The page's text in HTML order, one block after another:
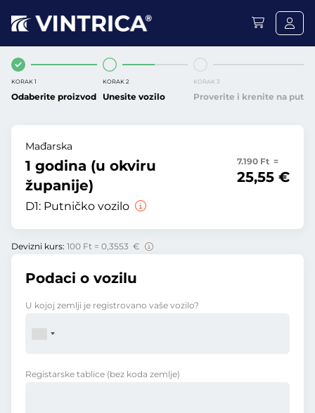
KORAK 1
Odaberite proizvod
KORAK 2
Unesite vozilo
KORAK 3
Proverite i krenite na put
Mađarska
1 godina (u okviru
županije)
D1: Putničko vozilo
7.190 Ft =
25,55 €
Devizni kurs: 100 Ft = 0,3553 €
Podaci o vozilu
U kojoj zemlji je registrovano vaše vozilo?
Registarske tablice (bez koda zemlje)